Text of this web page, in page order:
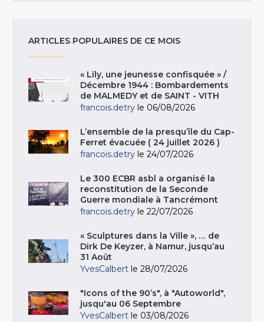
ARTICLES POPULAIRES DE CE MOIS
« Lily, une jeunesse confisquée » /
Décembre 1944 : Bombardements
de MALMEDY et de SAINT - VITH
francois.detry le 06/08/2026
L’ensemble de la presqu’île du Cap-
Ferret évacuée ( 24 juillet 2026 )
francois.detry le 24/07/2026
Le 300 ECBR asbl a organisé la
reconstitution de la Seconde
Guerre mondiale à Tancrémont
francois.detry le 22/07/2026
« Sculptures dans la Ville », … de
Dirk De Keyzer, à Namur, jusqu’au
31 Août
YvesCalbert le 28/07/2026
"Icons of the 90’s", à "Autoworld",
jusqu'au 06 Septembre
YvesCalbert le 03/08/2026